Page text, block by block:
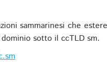
sammarinesi che
sotto il ccTLD sm.